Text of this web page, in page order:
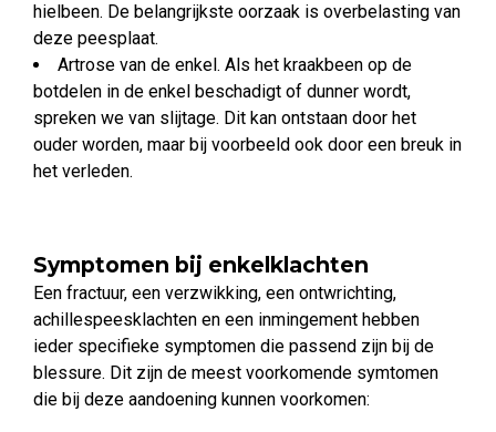
hielbeen. De belangrijkste oorzaak is overbelasting van
deze peesplaat.
Artrose van de enkel. Als het kraakbeen op de
botdelen in de enkel beschadigt of dunner wordt,
spreken we van slijtage. Dit kan ontstaan door het
ouder worden, maar bij voorbeeld ook door een breuk in
het verleden.
Symptomen bij enkelklachten
Een fractuur, een verzwikking, een ontwrichting,
achillespeesklachten en een inmingement hebben
ieder specifieke symptomen die passend zijn bij de
blessure. Dit zijn de meest voorkomende symtomen
die bij deze aandoening kunnen voorkomen: